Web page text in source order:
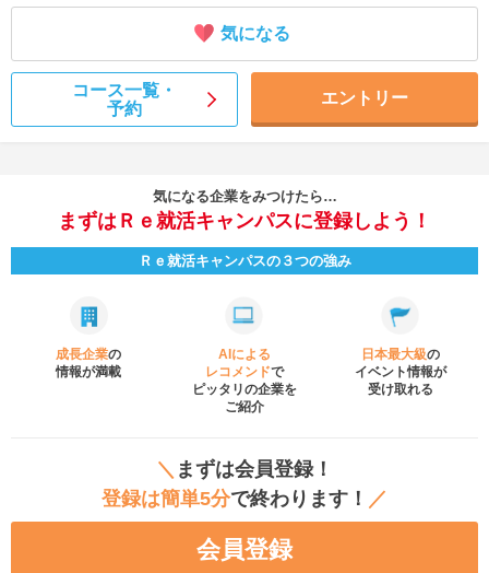
気になる
コース一覧・
予約
エントリー
気になる企業をみつけたら…
まずはＲｅ就活キャンパスに登録しよう！
Ｒｅ就活キャンパスの３つの強み
成長企業の
情報が満載
AIによる
レコメンドで
ピッタリの企業を
ご紹介
日本最大級の
イベント情報が
受け取れる
＼ まずは会員登録！
登録は簡単5分で終わります！ ／
会員登録